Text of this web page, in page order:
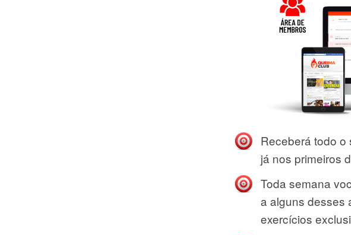
Receberá todo
já nos primeiros
Toda semana
a alguns desses
exercícios